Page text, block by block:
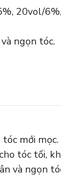
20vol/
ngọn tóc.
mới mọc.
tóc tối,
và ngọn